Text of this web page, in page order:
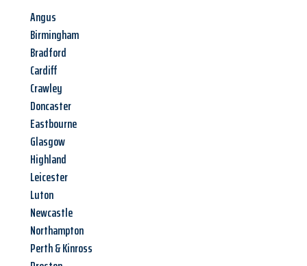
Angus
Birmingham
Bradford
Cardiff
Crawley
Doncaster
Eastbourne
Glasgow
Highland
Leicester
Luton
Newcastle
Northampton
Perth & Kinross